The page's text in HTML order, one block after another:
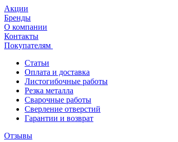
Акции
Бренды
О компании
Контакты
Покупателям
Статьи
Оплата и доставка
Листогибочные работы
Резка металла
Сварочные работы
Сверление отверстий
Гарантии и возврат
Отзывы